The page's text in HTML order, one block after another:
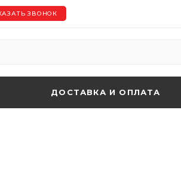
ЗВОНОК
ДОСТАВКА И ОПЛАТА